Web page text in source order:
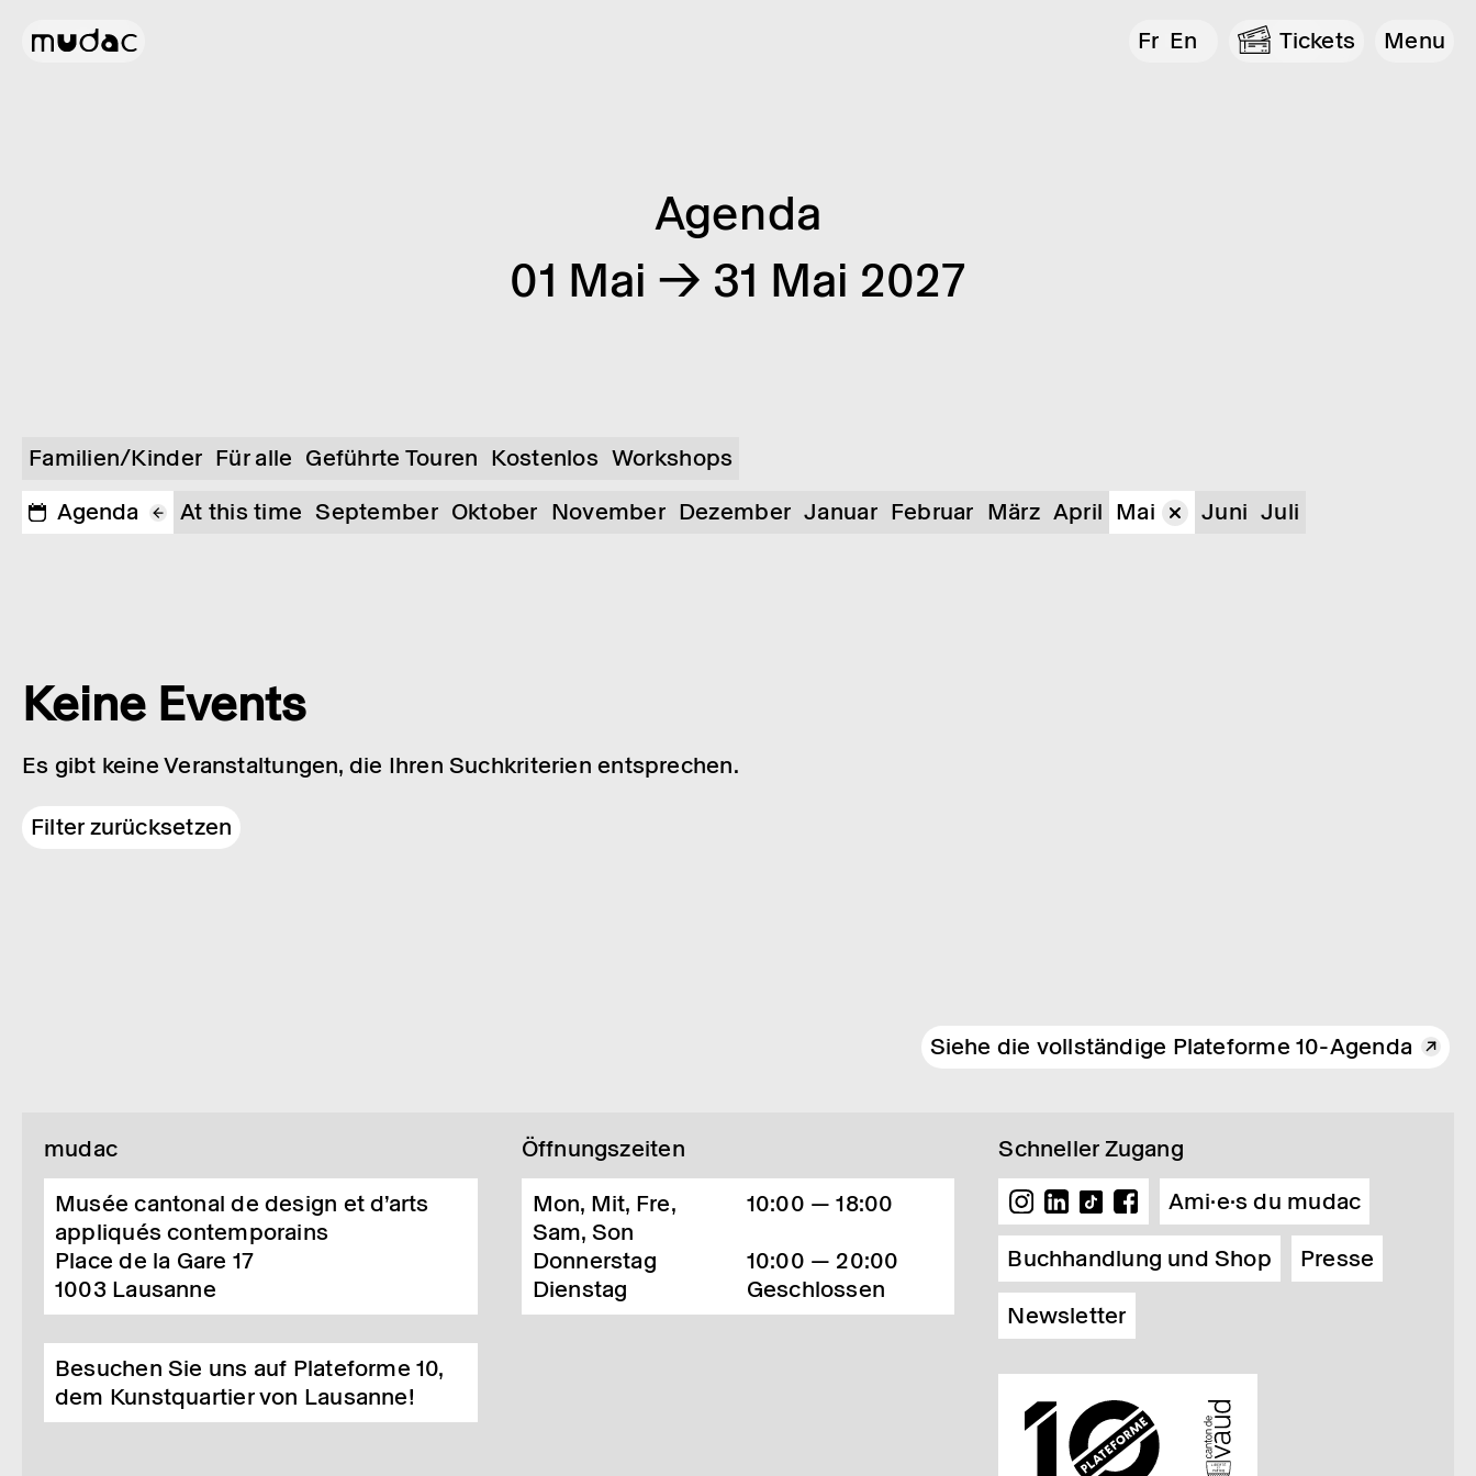
Fr En Tickets Menu
Agenda
01 Mai → 31 Mai 2027
Familien/Kinder Für alle Geführte Touren Kostenlos Workshops
Agenda
At this time September Oktober November Dezember Januar Februar März April Mai Juni Juli
Keine Events
Es gibt keine Veranstaltungen, die Ihren Suchkriterien entsprechen.
Filter zurücksetzen
Siehe die vollständige Plateforme 10-Agenda
mudac
Musée cantonal de design et d’arts
appliqués contemporains
Place de la Gare 17
1003 Lausanne
Besuchen Sie uns auf Plateforme 10,
dem Kunstquartier von Lausanne!
Öffnungszeiten
Mon, Mit, Fre,
Sam, Son
10:00 — 18:00
Donnerstag
10:00 — 20:00
Dienstag
Geschlossen
Schneller Zugang
Ami·e·s du mudac
Buchhandlung und Shop
Presse
Newsletter